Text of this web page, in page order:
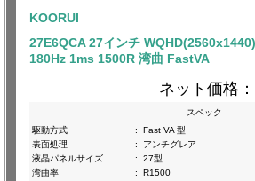
KOORUI
27E6QCA 27インチ
180Hz 1ms 1500R 湾曲 FastVA
ネット価格：
スペック
駆動方式
:
Fast VA 型
表面処理
:
アンチグレア
液晶パネルサイズ
:
27型
湾曲率
:
R1500